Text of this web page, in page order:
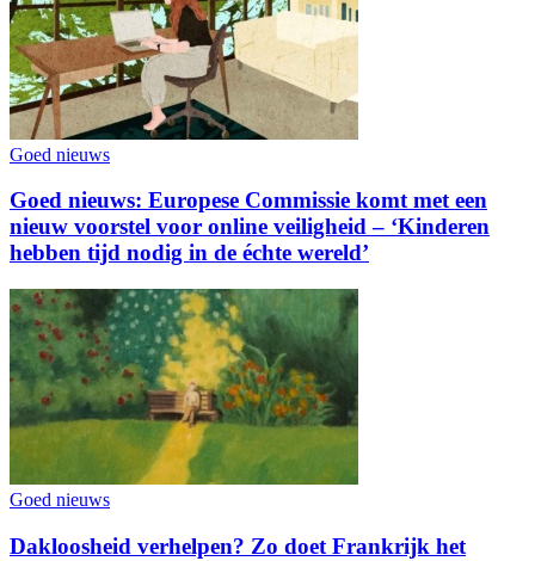
Goed nieuws
Goed nieuws: Europese Commissie komt met een
nieuw voorstel voor online veiligheid – ‘Kinderen
hebben tijd nodig in de échte wereld’
Goed nieuws
Dakloosheid verhelpen? Zo doet Frankrijk het